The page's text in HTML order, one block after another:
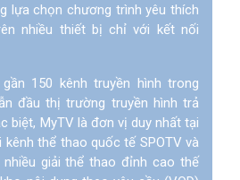
lựa chọn chương trình yêu thích
nhiều thiết bị chỉ với kết nối
150 kênh truyền hình trong
đầu thị trường truyền hình trả
biệt, MyTV là đơn vị duy nhất tại
thể thao quốc tế SPOTV và
nhiều giải thể thao đỉnh cao thế